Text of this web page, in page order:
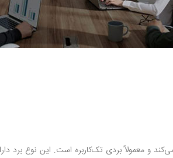
می‌کند و معمولاً بردی تک‌کاربره است. این نوع